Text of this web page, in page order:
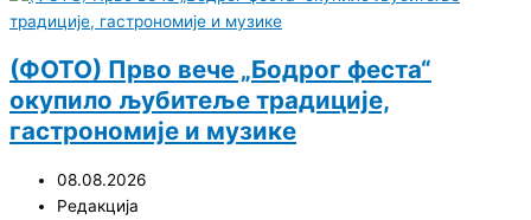
(ФОТО) Прво вече „Бодрог феста“
окупило љубитеље традиције,
гастрономије и музике
08.08.2026
Редакција